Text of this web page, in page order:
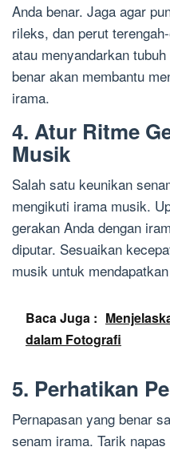
Anda benar. Jaga agar
rileks, dan perut
atau menyandarkan
benar akan membantu
irama.
4. Atur Ritme
Musik
Salah satu keunikan
mengikuti irama musik.
gerakan Anda dengan
diputar. Sesuaikan
musik untuk
Baca Juga :
dalam Fotografi
5. Perhatikan
Pernapasan yang benar
senam irama. Tarik